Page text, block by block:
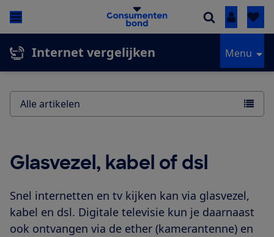
Inloggen
Internet vergelijken Menu
Glasvezel, kabel of dsl
Snel internetten en tv kijken kan via glasvezel,
kabel en dsl. Digitale televisie kun je daarnaast
ook ontvangen via de ether (kamerantenne) en
Alle artikelen